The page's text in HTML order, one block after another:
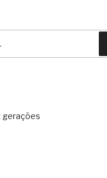
gerações